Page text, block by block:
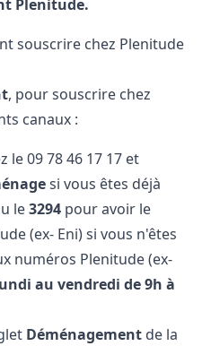
Plenitude.
souscrire chez Plenitude
, pour souscrire chez
canaux :
le 09​ 78​ 46​ 17​ 17 et
si vous êtes déjà
le3294 pour avoir le
(ex- Eni) si vous n'êtes
numéros Plenitude (ex-
au vendredi de 9h à
Déménagement de la